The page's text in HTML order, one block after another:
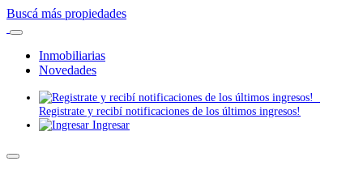
Buscá más propiedades
Inmobiliarias
Novedades
Registrate y recibí notificaciones de los últimos ingresos!
Ingresar